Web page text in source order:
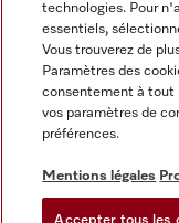
Informations légales
CGV
Conditions d’utilisation
Déclaration
Digital Services Act
technologies. Pour
essentiels,
Vous trouverez de
Paramètres des
consentement à tout
vos paramètres de
préférences.
Mentions légales